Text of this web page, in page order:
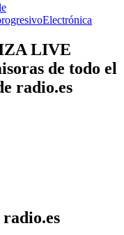
Electrónica
LIVE
de todo el
radio.es